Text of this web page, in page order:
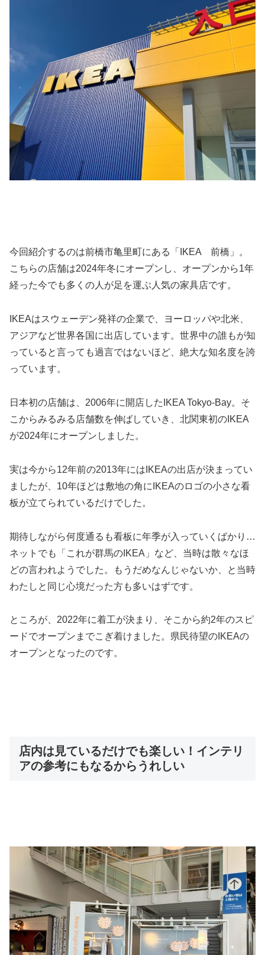
今回紹介するのは前橋市亀里町にある「IKEA 前橋」。
こちらの店舗は2024年冬にオープンし、オープンから1年
経った今でも多くの人が足を運ぶ人気の家具店です。
IKEAはスウェーデン発祥の企業で、ヨーロッパや北米、
アジアなど世界各国に出店しています。世界中の誰もが知
っていると言っても過言ではないほど、絶大な知名度を誇
っています。
日本初の店舗は、2006年に開店したIKEA Tokyo-Bay。そ
こからみるみる店舗数を伸ばしていき、北関東初のIKEA
が2024年にオープンしました。
実は今から12年前の2013年にはIKEAの出店が決まってい
ましたが、10年ほどは敷地の角にIKEAのロゴの小さな看
板が立てられているだけでした。
期待しながら何度通るも看板に年季が入っていくばかり…
ネットでも「これが群馬のIKEA」など、当時は散々なほ
どの言われようでした。もうだめなんじゃないか、と当時
わたしと同じ心境だった方も多いはずです。
ところが、2022年に着工が決まり、そこから約2年のスピ
ードでオープンまでこぎ着けました。県民待望のIKEAの
オープンとなったのです。
店内は見ているだけでも楽しい！インテリ
アの参考にもなるからうれしい